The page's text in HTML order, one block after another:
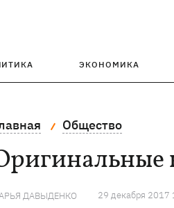
ЭКОНОМИКА
Общество
ДАВЫДЕНКО 29 декабря 2017